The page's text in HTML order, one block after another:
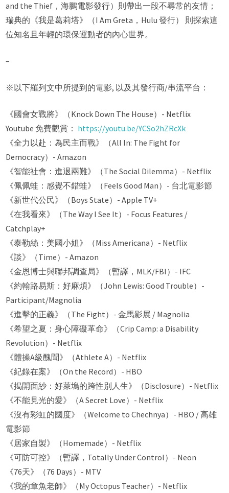
and the Thief，海鵬電影發行）則帶出一段不尋常的友情；
瑞典的《我是葛莉塔》（I Am Greta，Hulu 發行） 則探索這
位知名且年輕的環保運動者的內心世界。
–
※以下羅列文中所提到的電影, 以及其發行商/串流平台：
《國會女戰將》（Knock Down The House）- Netflix
Youtube 免費觀賞： https://youtu.be/YCSo2hZRcXk
《全力以赴：為民主而戰》（All In: The Fight for
Democracy）- Amazon
《智能社會：進退兩難》（The Social Dilemma）- Netflix
《佩佩蛙：感覺不錯蛙》（Feels Good Man）- 台北電影節
《新世代公民》（Boys State）- Apple TV+
《在我看來》（The Way I See It）- Focus Features /
Catchplay+
《泰勒絲：美國小姐》（Miss Americana）- Netflix
《談》（Time）- Amazon
《金恩博士與聯邦調查局》（暫譯，MLK/FBI）- IFC
《約翰路易斯：好麻煩》（John Lewis: Good Trouble）-
Participant/Magnolia
《進擊的正義》（The Fight）- 金馬影展 / Magnolia
《希望之夏：身心障礙革命》（Crip Camp: a Disability
Revolution）- Netflix
《體操A級醜聞》（Athlete A）- Netflix
《紀錄在案》（On the Record）- HBO
《揭開面紗：好萊塢的跨性別人生》（Disclosure）- Netflix
《不能見光的愛》（A Secret Love）- Netflix
《沒有彩虹的國度》（Welcome to Chechnya）- HBO / 高雄
電影節
《居家自製》（Homemade）- Netflix
《可防可控》（暫譯，Totally Under Control）- Neon
《76天》（76 Days）- MTV
《我的章魚老師》（My Octopus Teacher）- Netflix